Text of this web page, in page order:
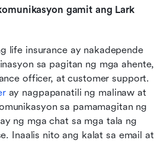
gamit ang Lark
life insurance ay nakadepende
sa pagitan ng mga ahente,
officer, at customer support.
ay nagpapanatili ng malinaw at
sa pamamagitan ng
ng mga chat sa mga tala ng
Inaalis nito ang kalat sa email at